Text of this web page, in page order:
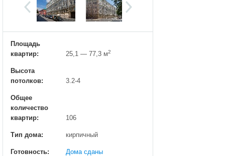
Площадь
квартир:
25,1 — 77,3 м2
Высота
потолков:
3.2-4
Общее
количество
квартир:
106
Тип дома: кирпичный
Готовность: Дома сданы